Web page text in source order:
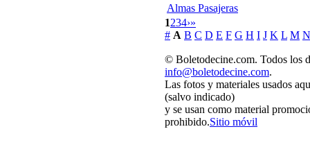
Almas Pasajeras
1234›»
# A B C D E F G H I J K L M N
© Boletodecine.com. Todos los
info@boletodecine.com.
Las fotos y materiales usados
(salvo indicado)
y se usan como material
prohibido.Sitio móvil